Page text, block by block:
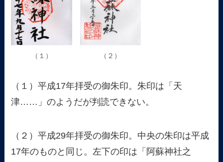
（１） （２）
（１）平成17年拝受の御朱印。朱印は「天
津……」のようだが判読できない。
（２）平成29年拝受の御朱印。中央の朱印は平成
17年のものと同じ。左下の印は「阿蘇神社之